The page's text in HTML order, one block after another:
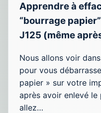
Apprendre à
“bourrage
J125 (même
Nous allons voir
pour vous
papier » sur votre
après avoir enlevé
allez…